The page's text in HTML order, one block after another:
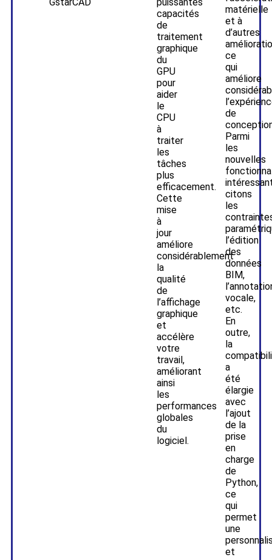
capacités
de
traitement
graphique
du
GPU
pour
aider
le
CPU
à
traiter
les
tâches
plus
efficacement.
Cette
mise
à
jour
améliore
considérablement
la
qualité
de
l’affichage
graphique
et
accélère
votre
travail,
améliorant
ainsi
les
performances
globales
du
logiciel.
matérielle
et à
d’autres
ce
qui
améliore
de
Parmi
les
nouvelles
citons
les
l’édition
des
données
BIM,
vocale,
etc.
En
outre,
la
a
été
élargie
avec
l’ajout
de la
prise
en
charge
de
Python,
ce
qui
permet
une
et